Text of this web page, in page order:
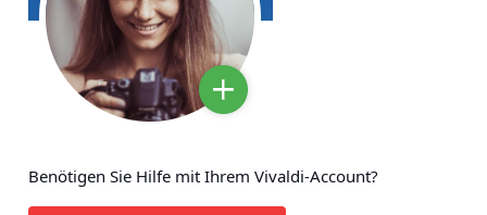
Benötigen Sie Hilfe mit Ihrem Vivaldi-Account?